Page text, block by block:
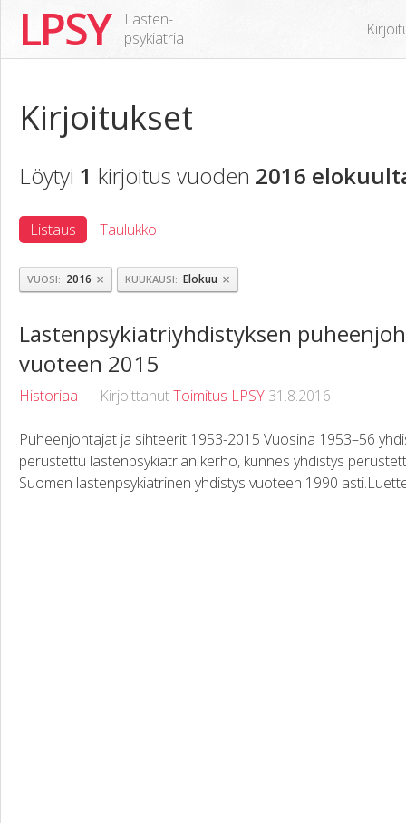
LPSY
Lasten-
psykiatria
Kirjoitukset
Löytyi 1 kirjoitus vuoden 2016
Listaus Taulukko
VUOSI 2016 × KUUKAUSI Elokuu ×
Lastenpsykiatriyhdistyksen
vuoteen 2015
Historiaa — KirjoittanutToimitus LPSY 31.8.2016
Puheenjohtajat ja sihteerit 1953-2015 Vuosina 1953–56
perustettu lastenpsykiatrian kerho, kunnes yhdistys
Suomen lastenpsykiatrinen yhdistys vuoteen 1990